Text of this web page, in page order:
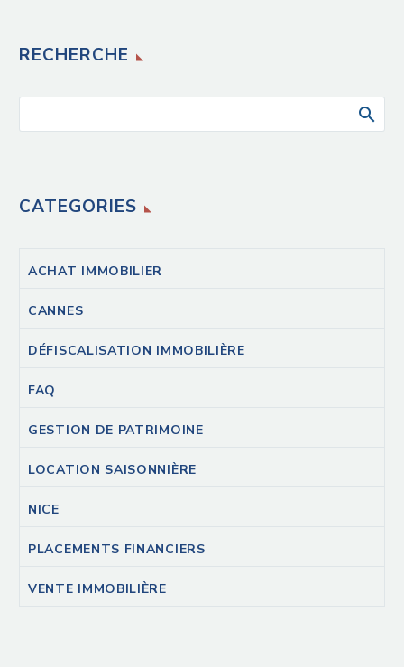
RECHERCHE
CATEGORIES
ACHAT IMMOBILIER
CANNES
DÉFISCALISATION IMMOBILIÈRE
FAQ
GESTION DE PATRIMOINE
LOCATION SAISONNIÈRE
NICE
PLACEMENTS FINANCIERS
VENTE IMMOBILIÈRE